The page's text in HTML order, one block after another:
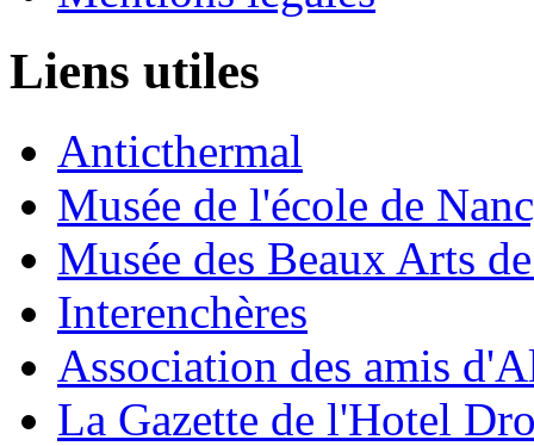
Liens utiles
Anticthermal
Musée de l'école de
Musée des Beaux Arts
Interenchères
Association des amis
La Gazette de l'Hotel